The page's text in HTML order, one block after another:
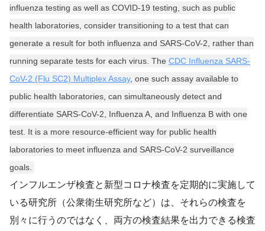
influenza testing as well as COVID-19 testing, such as public
health laboratories, consider transitioning to a test that can
generate a result for both influenza and SARS-CoV-2, rather than
running separate tests for each virus. The CDC Influenza SARS-
CoV-2 (Flu SC2) Multiplex Assay, one such assay available to
public health laboratories, can simultaneously detect and
differentiate SARS-CoV-2, Influenza A, and Influenza B with one
test. It is a more resource-efficient way for public health
laboratories to meet influenza and SARS-CoV-2 surveillance
goals.
インフルエンザ検査と新型コロナ検査を定期的に実施して
いる研究所（公衆衛生研究所など）は、それらの検査を
別々に行うのではなく、両方の検査結果を出力できる検査